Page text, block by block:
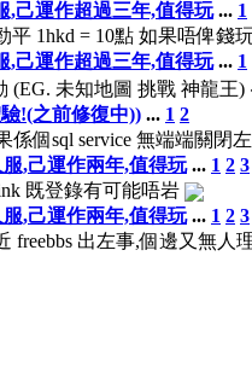
,己運作超過三年,值得玩 ... 1
平 1hkd = 10點 如果唔俾
,己運作超過三年,值得玩 ... 1
(EG. 未知地圖 挑戰 神龍王
!(之前修復中)) ... 1 2
果係個sql service 無端端關
,己運作兩年,值得玩 ... 1 2 3
既登錄有可能唔岩
,己運作兩年,值得玩 ... 1 2 3
freebbs 出左事,個邊又無